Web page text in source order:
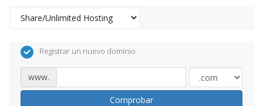
Registrar un nuevo dominio
www.
Comprobar